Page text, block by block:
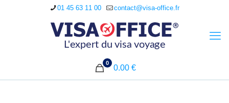
01 45 63 11 00 contact@visa-office.fr
0
0.00 €